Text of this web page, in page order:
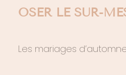
OSER LE SUR-
Les mariages